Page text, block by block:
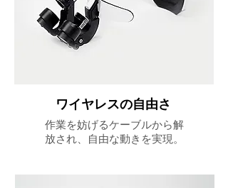
ワイヤレスの自由さ
作業を妨げるケーブルから解
放され、自由な動きを実現。